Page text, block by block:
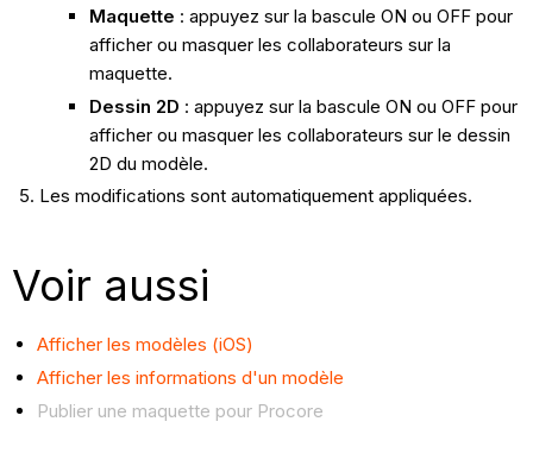
Maquette : appuyez sur la bascule ON ou OFF pour
afficher ou masquer les collaborateurs sur la
maquette.
Dessin 2D : appuyez sur la bascule ON ou OFF pour
afficher ou masquer les collaborateurs sur le dessin
2D du modèle.
Les modifications sont automatiquement appliquées.
Voir aussi
Afficher les modèles (iOS)
Afficher les informations d'un modèle
Publier une maquette pour Procore